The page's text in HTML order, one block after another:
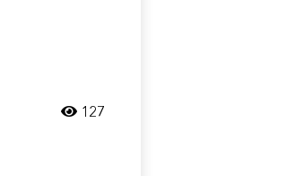
127